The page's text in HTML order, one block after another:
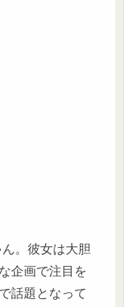
。彼女は大胆
企画で注目を
話題となって